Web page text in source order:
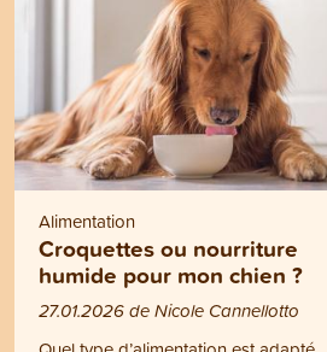
Alimentation
Croquettes ou nourriture
humide pour mon chien ?
27.01.2026 de Nicole Cannellotto